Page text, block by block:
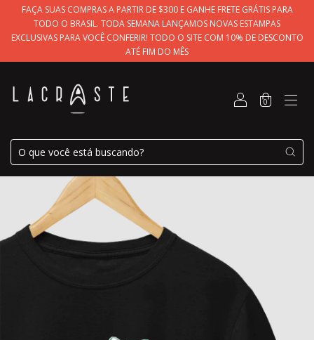
FAÇA SUAS COMPRAS A PARTIR DE $300 E GANHE FRETE GRÁTIS PARA
TODO O BRASIL. TODA SEMANA LANÇAMOS NOVAS ESTAMPAS
EXCLUSIVAS PARA VOCÊ CONFERIR! TODO O SITE COM 10% DE DESCONTO
ATÉ FIM DO MÊS
0